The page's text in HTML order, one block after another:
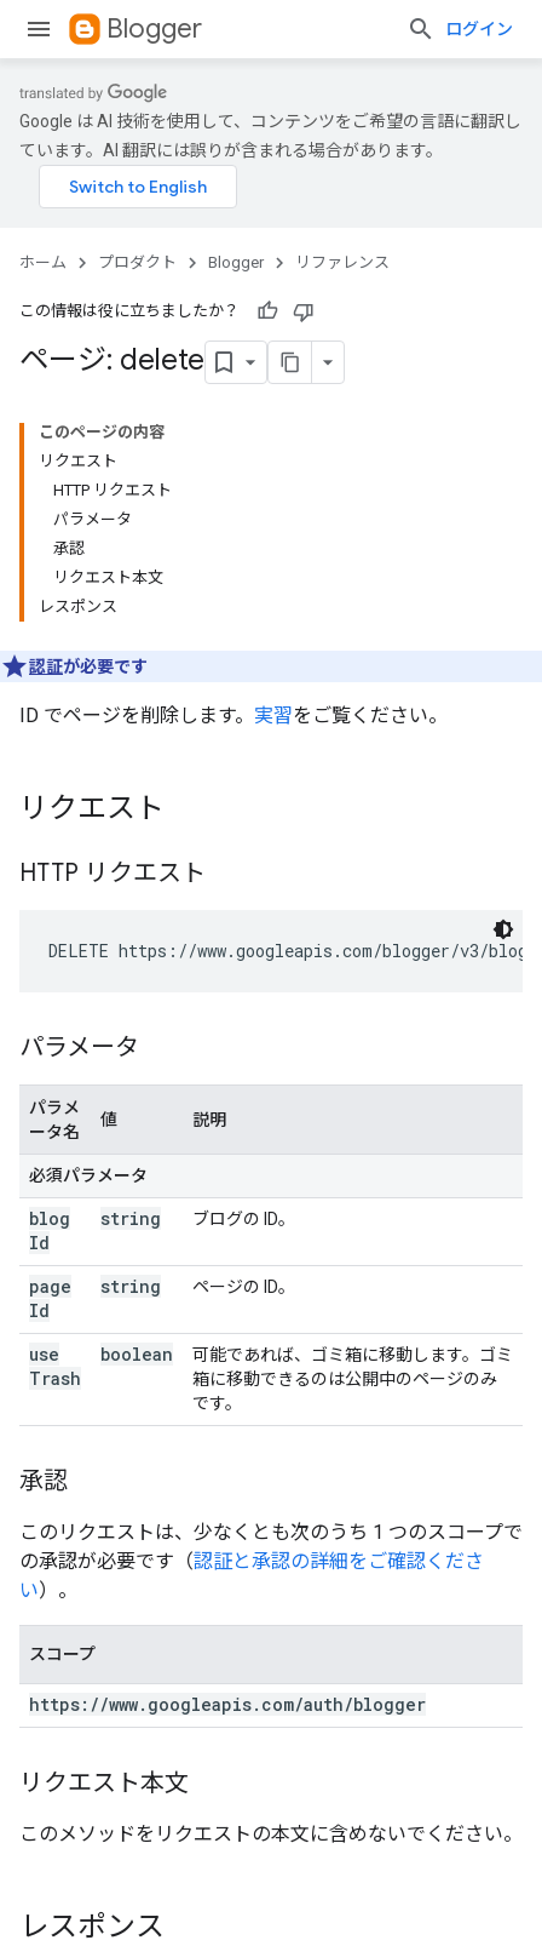
Blogger ログイン
Google は AI 技術を使用して、コンテンツをご希望の言語に翻訳し
ています。AI 翻訳には誤りが含まれる場合があります。
ホーム プロダクト Blogger リファレンス
この情報は役に立ちましたか？
ページ: delete
このページの内容
リクエスト
HTTP リクエスト
パラメータ
承認
リクエスト本文
レスポンス
認証が必要です
ID でページを削除します。 実習をご覧ください。
リクエスト
HTTP リクエスト
DELETE https://www.googleapis.com/blogger/v3/
パラメータ
パラメ
ータ名
値 説明
必須パラメータ
blog
Id
string ブログの ID。
page
Id
string ページの ID。
use
Trash
boolean
可能であれば、ゴミ箱に移動します。ゴミ
箱に移動できるのは公開中のページのみ
です。
承認
このリクエストは、少なくとも次のうち 1 つのスコープで
の承認が必要です（認証と承認の詳細をご確認くださ
い）。
スコープ
https: //www. googleapis. com/auth/blogger
リクエスト本文
このメソッドをリクエストの本文に含めないでください。
レスポンス